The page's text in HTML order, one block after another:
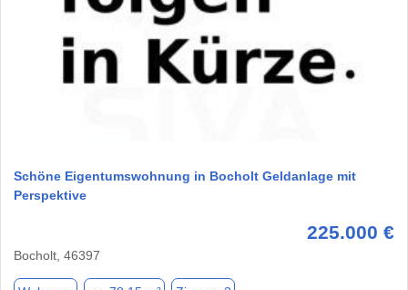
Schöne Eigentumswohnung in Bocholt Geldanlage mit
Perspektive
225.000 €
Bocholt, 46397